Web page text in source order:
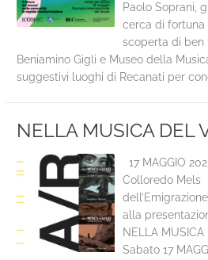
Paolo Soprani,
cerca di
scoperta di ben
Beniamino Gigli e Museo della
suggestivi luoghi di Recanati per
NELLA MUSICA DEL
17 MAGGIO
Colloredo
alla
NELLA
Sabato 17